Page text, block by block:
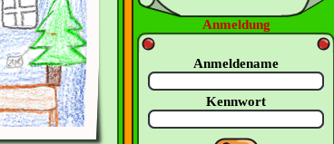
Anmeldung
Anmeldename
Kennwort